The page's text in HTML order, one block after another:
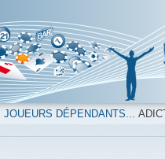
DÉPENDANTS...